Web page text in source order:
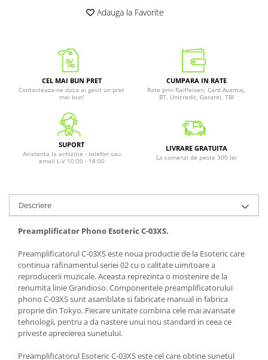
Adauga la Favorite
CEL MAI BUN PRET
Contacteaza-ne daca ai gasit un pret
mai bun!
CUMPARA IN RATE
Rate prin Raiffeisen, Card Avantaj,
BT, Unicredit, Garanti, TBI
SUPORT
Asistenta la achizitie - telefon sau
email L-V 10:00 - 18:00
LIVRARE GRATUITA
La comenzi de peste 300 lei
Descriere
Preamplificator Phono Esoteric C-03XS.
Preamplificatorul C-03XS este noua productie de la Esoteric care
continua rafinamentul seriei 02 cu o calitate uimitoare a
reproducerii muzicale. Aceasta reprezinta o mostenire de la
renumita linie Grandioso. Componentele preamplificatorului
phono C-03XS sunt asamblate si fabricate manual in fabrica
proprie din Tokyo. Fiecare unitate combina cele mai avansate
tehnologii, pentru a da nastere unui nou standard in ceea ce
priveste aprecierea sunetului.
Preamplificatorul Esoteric C-03XS este cel care obtine sunetul